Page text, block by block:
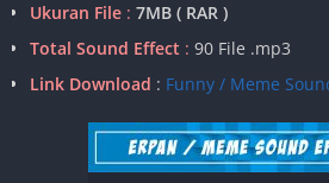
Ukuran File : 7MB ( RAR )
Total Sound Effect : 90 File .mp3
Link Download : Funny / Meme